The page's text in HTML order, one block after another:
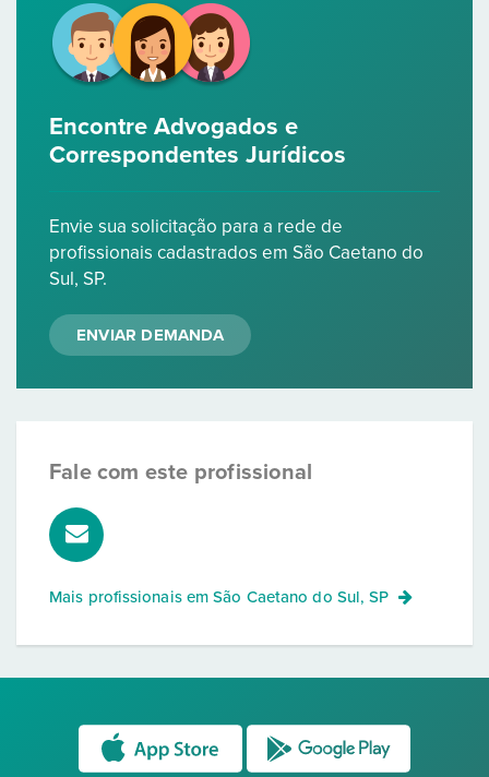
Encontre Advogados e
Correspondentes Jurídicos
Envie sua solicitação para a rede de
profissionais cadastrados em São Caetano do
Sul, SP.
ENVIAR DEMANDA
Fale com este profissional
Mais profissionais emSão Caetano do Sul, SP